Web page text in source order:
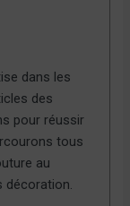
dans les
des
pour réussir
tous
au
décoration.